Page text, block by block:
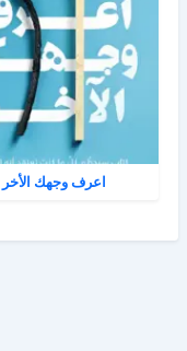
اعرف وجهك الأخر